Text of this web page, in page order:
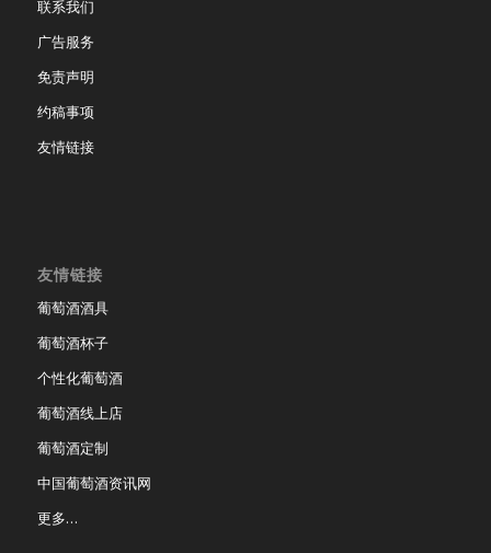
联系我们
广告服务
免责声明
约稿事项
友情链接
友情链接
葡萄酒酒具
葡萄酒杯子
个性化葡萄酒
葡萄酒线上店
葡萄酒定制
中国葡萄酒资讯网
更多…